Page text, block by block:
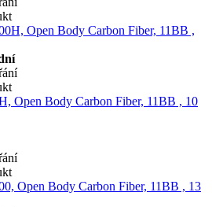
Open Body Carbon Fiber, 11BB , 10